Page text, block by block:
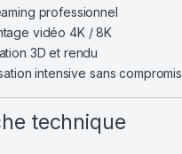
professionnel
vidéo 4K / 8K
3D et rendu
intensive sans compromis
technique